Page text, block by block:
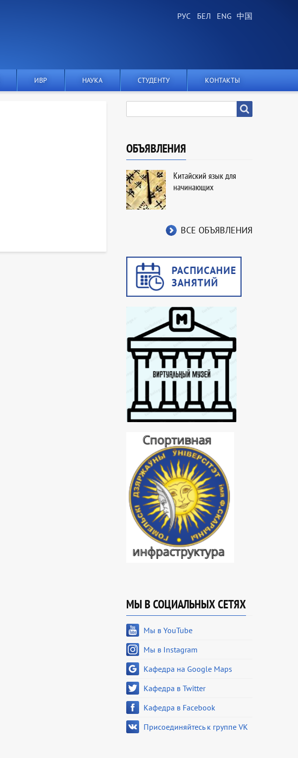
ИВР НАУКА СТУДЕНТУ КОНТАКТЫ
ОБЪЯВЛЕНИЯ
Китайский язык для
начинающих
ВСЕ ОБЪЯВЛЕНИЯ
МЫ В СОЦИАЛЬНЫХ СЕТЯХ
Мы в YouTube
Мы в Instagram
Кафедра на Google Maps
Кафедра в Twitter
Кафедра в Facebook
Присоединяйтесь к группе VK